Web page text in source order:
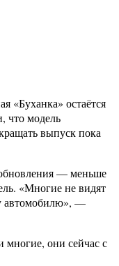
«Буханка» остаётся
что модель
выпуск пока
— меньше
«Многие не видят
автомобилю», —
многие, они сейчас с